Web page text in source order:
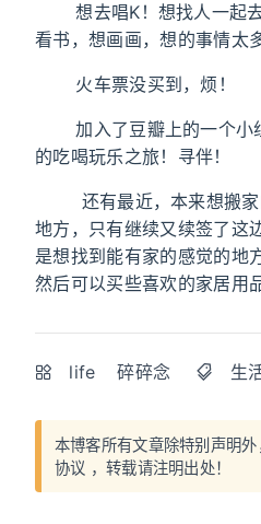
想去唱K！想找人一起去
看书，想画画，想的事情太
火车票没买到，烦！
加入了豆瓣上的一个小
的吃喝玩乐之旅！寻伴！
还有最近，本来想搬家
地方，只有继续又续签了这
是想找到能有家的感觉的地
然后可以买些喜欢的家居用
life 碎碎念 生
本博客所有文章除特别声明外
协议 ，转载请注明出处！